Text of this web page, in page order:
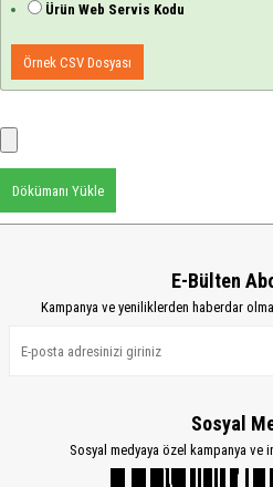
Ürün Web Servis Kodu
Örnek CSV Dosyası
Dökümanı Yükle
E-Bülten
Kampanya ve yeniliklerden haberdar
Sosyal
Sosyal medyaya özel kampanya ve